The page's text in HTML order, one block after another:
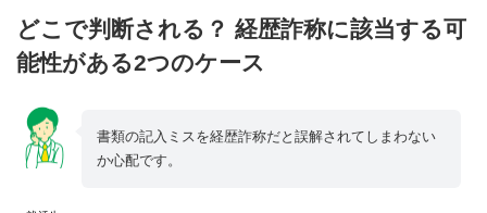
どこで判断される？ 経歴詐称に該当する可
能性がある2つのケース
書類の記入ミスを経歴詐称だと誤解されてしまわない
か心配です。